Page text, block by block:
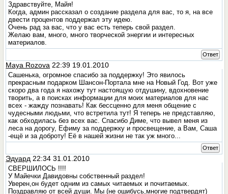
Здравствуйте, Майя!
Когда, админ рассказал о создание раздела для вас, то я, на все
двести процентов поддержал эту идею.
Очень рад за вас, что у вас есть теперь свой раздел.
Желаю вам, много, много творческой энергии и интересных
материалов.
Ответ
Maya Rozova 22:39 19.01.2010
Сашенька, огромное спасибо за поддержку! Это явилось
прекрасным подарком Шансон-Портала мне на Новый Год. Вот уже
скоро два года я нахожу тут настоящую отдушину, вдохновение
творить, а в поисках информации для моих материалов для нас
всех - жажду познавать! Как бессценно для меня общение с
чудесными людьми, что встретила тут! Я теперь не представляю,
как обходилась без всех вас. Спасибо Диме, что вывел меня из
леса на дорогу, Ефиму за поддержку и просвещение, а Вам, Саша
-ещё и за доброту! Её в нашей жизни не так уж много...
Ответ
Эдуард 22:34 31.01.2010
СВЕРШИЛОСЬ !!!!
У Майечки Давидовны собственный раздел!
Уверен,он будет одним из самых читаемых и почитаемых.
Поздравляю от всей души. Мы (не ошибусь,многие подтвердят)